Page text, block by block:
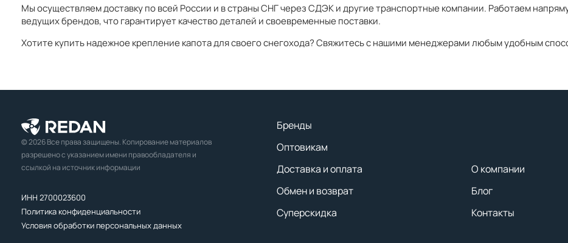
Мы осуществляем доставку по всей России и в страны СНГ через СДЭК и другие транспортные компании. Работаем
ведущих брендов, что гарантирует качество деталей и своевременные поставки.
Хотите купить надежное крепление капота для своего снегохода? Свяжитесь с нашими менеджерами любым удобным
© 2026 Все права защищены. Копирование материалов
разрешено с указанием имени правообладателя и
ссылкой на источник информации
ИНН 2700023600
Политика конфиденциальности
Условия обработки персональных данных
Оптовикам
Доставка и оплата
Обмен и возврат
Суперскидка
О компании
Блог
Контакты
Бренды